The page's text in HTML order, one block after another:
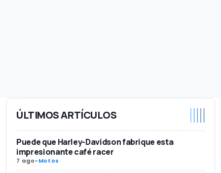
ÚLTIMOS ARTÍCULOS
Puede que Harley-Davidson fabrique esta
impresionante café racer
7 ago-Motos